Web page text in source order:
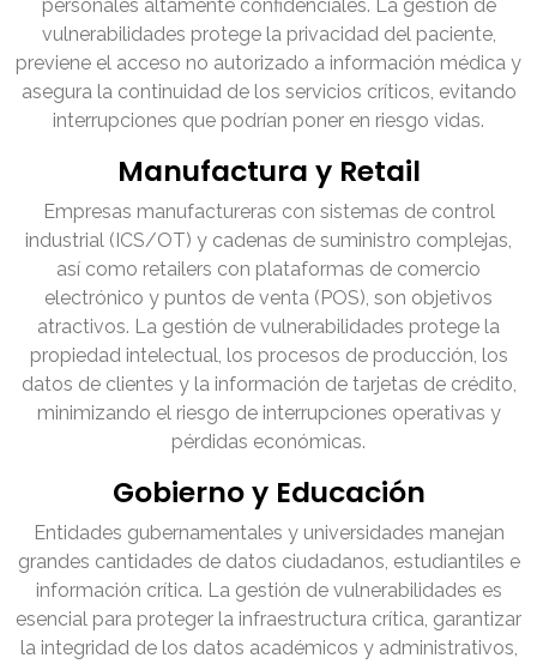
personales altamente confidenciales. La gestión de
vulnerabilidades protege la privacidad del paciente,
previene el acceso no autorizado a información médica y
asegura la continuidad de los servicios críticos, evitando
interrupciones que podrían poner en riesgo vidas.
Manufactura y Retail
Empresas manufactureras con sistemas de control
industrial (ICS/OT) y cadenas de suministro complejas,
así como retailers con plataformas de comercio
electrónico y puntos de venta (POS), son objetivos
atractivos. La gestión de vulnerabilidades protege la
propiedad intelectual, los procesos de producción, los
datos de clientes y la información de tarjetas de crédito,
minimizando el riesgo de interrupciones operativas y
pérdidas económicas.
Gobierno y Educación
Entidades gubernamentales y universidades manejan
grandes cantidades de datos ciudadanos, estudiantiles e
información crítica. La gestión de vulnerabilidades es
esencial para proteger la infraestructura crítica, garantizar
la integridad de los datos académicos y administrativos,